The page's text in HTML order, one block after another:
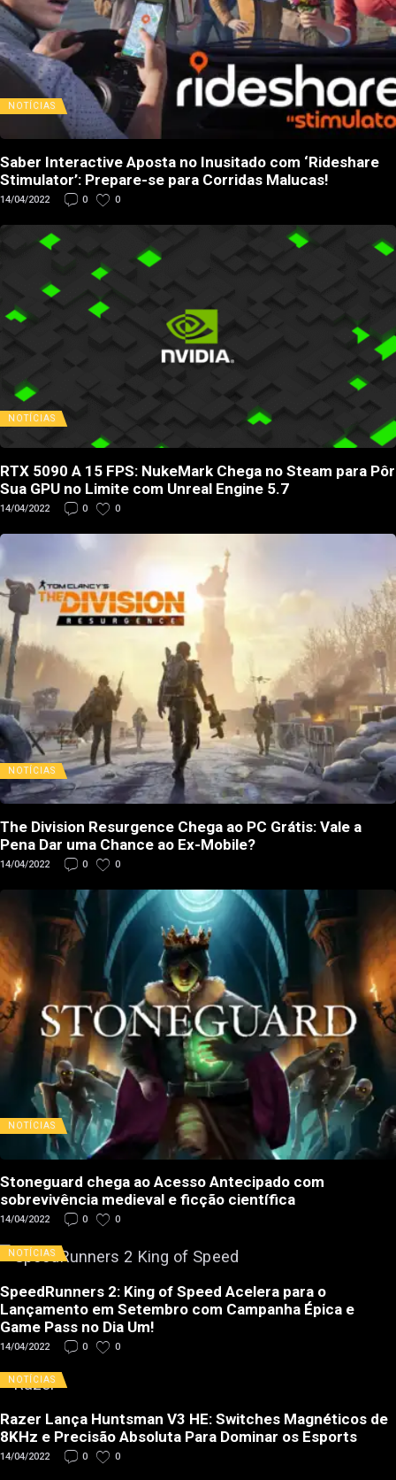
NOTÍCIAS
Saber Interactive Aposta no Inusitado com ‘Rideshare
Stimulator’: Prepare-se para Corridas Malucas!
14/04/2022 0 0
NOTÍCIAS
RTX 5090 A 15 FPS: NukeMark Chega no Steam para Pôr
Sua GPU no Limite com Unreal Engine 5.7
14/04/2022 0 0
NOTÍCIAS
The Division Resurgence Chega ao PC Grátis: Vale a
Pena Dar uma Chance ao Ex-Mobile?
14/04/2022 0 0
NOTÍCIAS
Stoneguard chega ao Acesso Antecipado com
sobrevivência medieval e ficção científica
14/04/2022 0 0
NOTÍCIAS
SpeedRunners 2: King of Speed Acelera para o
Lançamento em Setembro com Campanha Épica e
Game Pass no Dia Um!
14/04/2022 0 0
NOTÍCIAS
Razer Lança Huntsman V3 HE: Switches Magnéticos de
8KHz e Precisão Absoluta Para Dominar os Esports
14/04/2022 0 0